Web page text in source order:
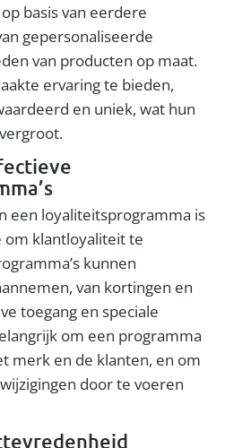
basis van eerdere
gepersonaliseerde
van producten op maat.
ervaring te bieden,
en uniek, wat hun
een loyaliteitsprogramma is
klantloyaliteit te
kunnen
van kortingen en
toegang en speciale
om een programma
merk en de klanten, en om
door te voeren